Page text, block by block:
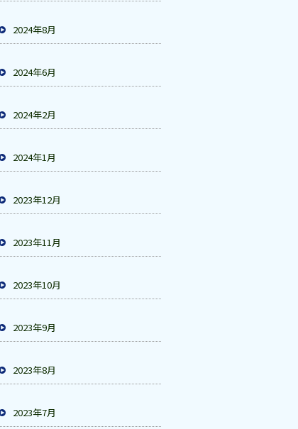
2024年8月
2024年6月
2024年2月
2024年1月
2023年12月
2023年11月
2023年10月
2023年9月
2023年8月
2023年7月